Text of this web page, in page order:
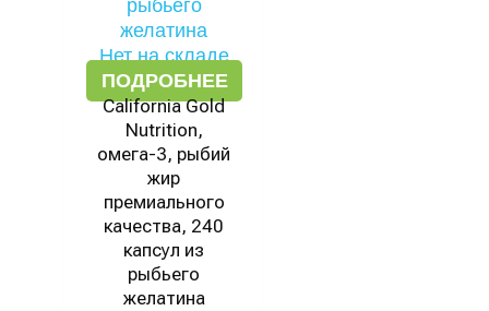
Нет на складе
ПОДРОБНЕЕ
California Gold
Nutrition,
омега-3, рыбий
жир
премиального
качества, 240
капсул из
рыбьего
желатина